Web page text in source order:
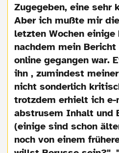
Zugegeben, eine sehr
Aber ich mußte mir
letzten Wochen einige
nachdem mein
online gegangen war.
ihn , zumindest
nicht sonderlich
trotzdem erhielt ich
abstrusem Inhalt und
(einige sind schon
noch von einem